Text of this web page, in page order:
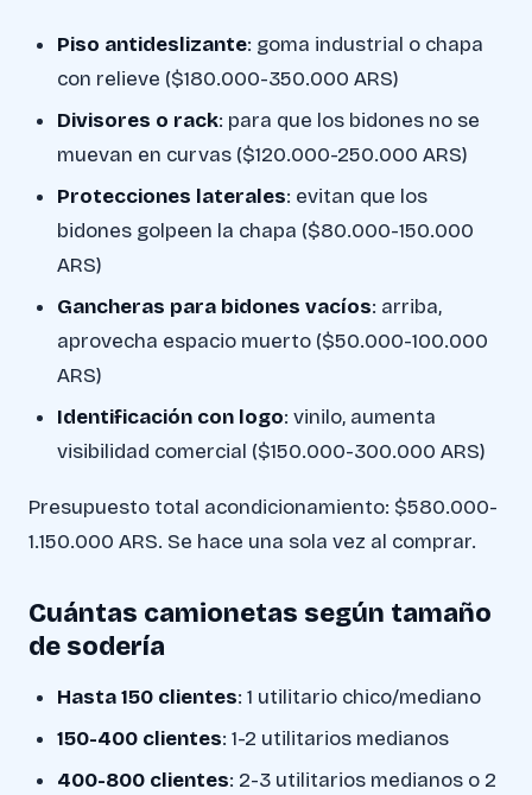
Piso antideslizante: goma industrial o chapa
con relieve ($180.000-350.000 ARS)
Divisores o rack: para que los bidones no se
muevan en curvas ($120.000-250.000 ARS)
Protecciones laterales: evitan que los
bidones golpeen la chapa ($80.000-150.000
ARS)
Gancheras para bidones vacíos: arriba,
aprovecha espacio muerto ($50.000-100.000
ARS)
Identificación con logo: vinilo, aumenta
visibilidad comercial ($150.000-300.000 ARS)
Presupuesto total acondicionamiento: $580.000-
1.150.000 ARS. Se hace una sola vez al comprar.
Cuántas camionetas según tamaño
de sodería
Hasta 150 clientes: 1 utilitario chico/mediano
150-400 clientes: 1-2 utilitarios medianos
400-800 clientes: 2-3 utilitarios medianos o 2